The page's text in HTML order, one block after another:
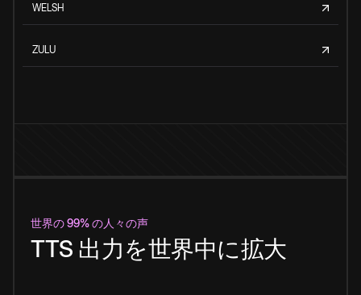
WELSH
ZULU
世界の 99% の人々の声
TTS 出力を世界中に拡大